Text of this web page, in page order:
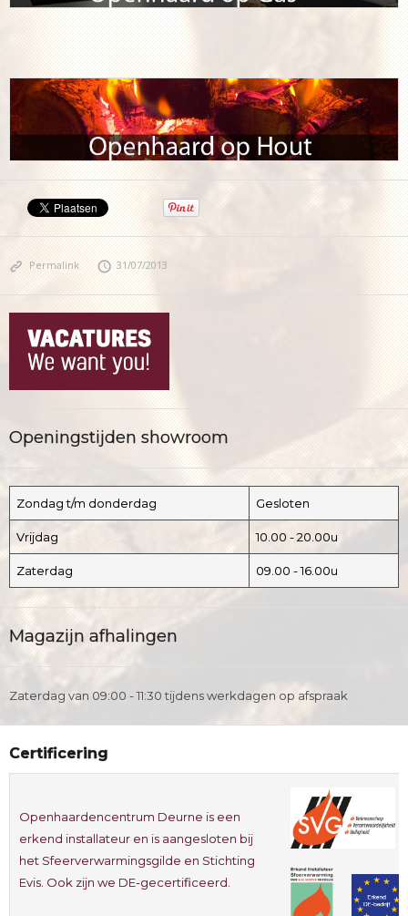
Permalink 31/07/2013
Openingstijden showroom
Zondag t/m donderdag Gesloten
Vrijdag 10.00 - 20.00u
Zaterdag 09.00 - 16.00u
Magazijn afhalingen
Zaterdag van 09:00 - 11:30 tijdens werkdagen op afspraak
Certificering
Openhaardencentrum Deurne is een
erkend installateur en is aangesloten bij
het Sfeerverwarmingsgilde en Stichting
Evis. Ook zijn we DE-gecertificeerd.